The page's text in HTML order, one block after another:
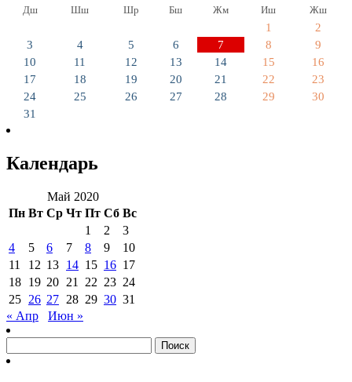
Дш Шш Шр Бш Жм Иш Жш
1
2
3
4 5 6 7 8
9
10
11 12 13 14 15
16
17
18 19 20 21 22
23
24
25 26 27 28 29
30
31
Календарь
Май 2020
Пн Вт Ср Чт Пт Сб Вс
1
2
3
4
5 6 7 8 9
10
11
12 13 14 15 16 17
18 19 20 21 22 23 24
25 26 27 28 29 30 31
« Апр
Июн »